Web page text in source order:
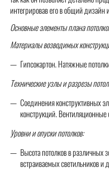
интегрировав его в общий дизайн
Основные элементы плана
Материалы возводимых
Гипсокартон. Натяжные
Технические узлы и разрезы
Соединения конструктивных
конструкций. Вентиляционные
Уровни и опуски потолков:
Высота потолков в различных
встраиваемых светильников и